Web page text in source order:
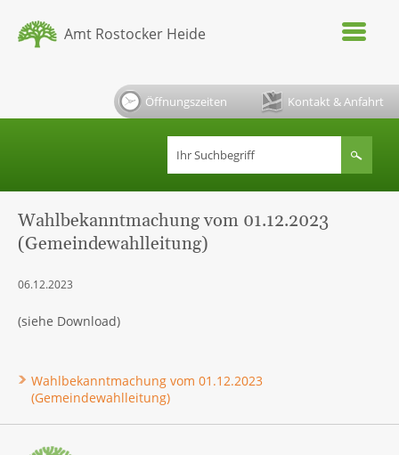
Amt Rostocker Heide
Öffnungszeiten Kontakt & Anfahrt
Wahlbekanntmachung vom 01.12.2023
(Gemeindewahlleitung)
06.12.2023
(siehe Download)
Wahlbekanntmachung vom 01.12.2023
(Gemeindewahlleitung)